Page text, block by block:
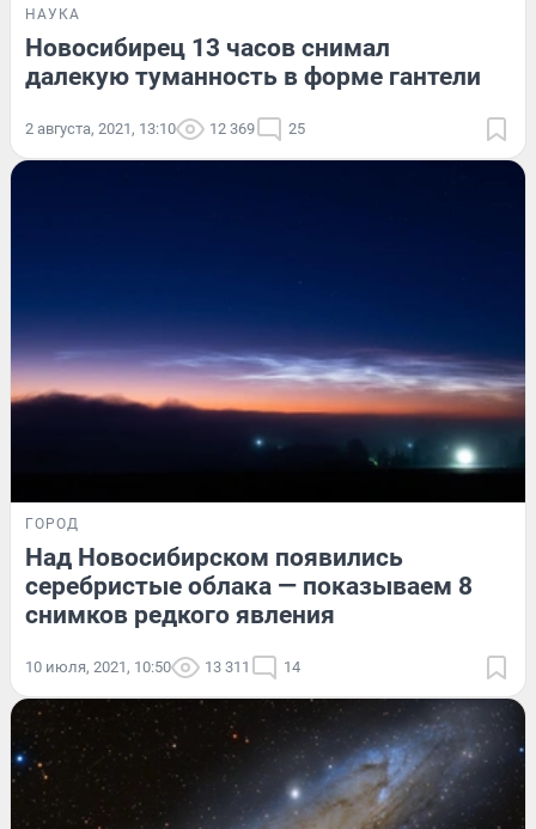
НАУКА
Новосибирец 13 часов снимал
далекую туманность в форме гантели
2 августа, 2021, 13:10 12 369 25
ГОРОД
Над Новосибирском появились
серебристые облака — показываем 8
снимков редкого явления
10 июля, 2021, 10:50 13 311 14